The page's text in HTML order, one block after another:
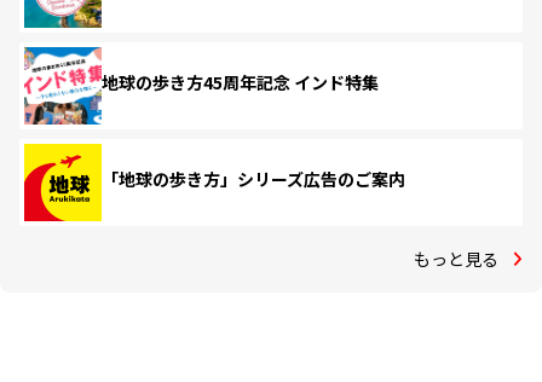
地球の歩き方45周年記念 インド特集
「地球の歩き方」シリーズ広告のご案内
もっと見る